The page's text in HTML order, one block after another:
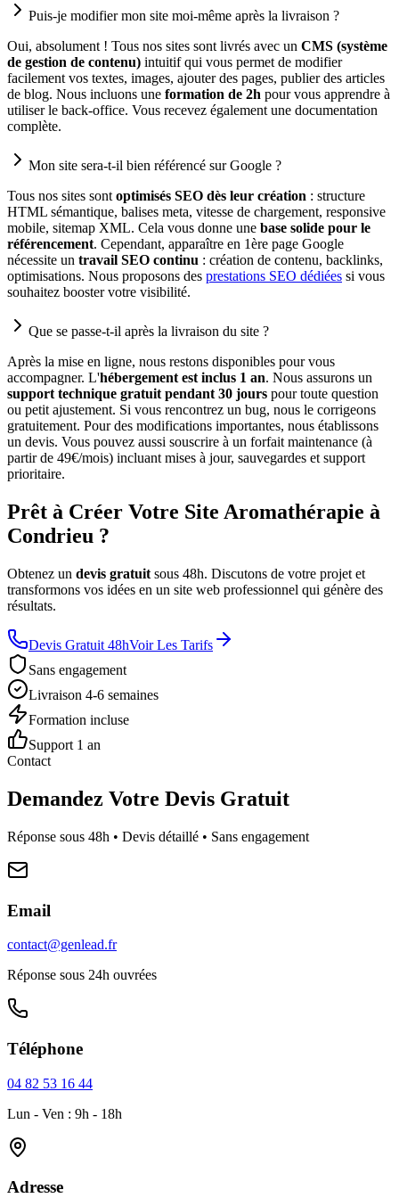
Puis-je modifier mon site moi-même après la livraison ?
Oui, absolument ! Tous nos sites sont livrés avec un CMS (système
de gestion de contenu) intuitif qui vous permet de modifier
facilement vos textes, images, ajouter des pages, publier des articles
de blog. Nous incluons une formation de 2h pour vous apprendre à
utiliser le back-office. Vous recevez également une documentation
complète.
Mon site sera-t-il bien référencé sur Google ?
Tous nos sites sont optimisés SEO dès leur création : structure
HTML sémantique, balises meta, vitesse de chargement, responsive
mobile, sitemap XML. Cela vous donne une base solide pour le
référencement. Cependant, apparaître en 1ère page Google
nécessite un travail SEO continu : création de contenu, backlinks,
optimisations. Nous proposons des prestations SEO dédiées si vous
souhaitez booster votre visibilité.
Que se passe-t-il après la livraison du site ?
Après la mise en ligne, nous restons disponibles pour vous
accompagner. L'hébergement est inclus 1 an. Nous assurons un
support technique gratuit pendant 30 jours pour toute question
ou petit ajustement. Si vous rencontrez un bug, nous le corrigeons
gratuitement. Pour des modifications importantes, nous établissons
un devis. Vous pouvez aussi souscrire à un forfait maintenance (à
partir de 49€/mois) incluant mises à jour, sauvegardes et support
prioritaire.
Prêt à Créer Votre Site Aromathérapie à
Condrieu ?
Obtenez un devis gratuit sous 48h. Discutons de votre projet et
transformons vos idées en un site web professionnel qui génère des
résultats.
Devis Gratuit 48hVoir Les Tarifs
Sans engagement
Livraison 4-6 semaines
Formation incluse
Support 1 an
Contact
Demandez Votre Devis Gratuit
Réponse sous 48h • Devis détaillé • Sans engagement
Email
contact@genlead.fr
Réponse sous 24h ouvrées
Téléphone
04 82 53 16 44
Lun - Ven : 9h - 18h
Adresse